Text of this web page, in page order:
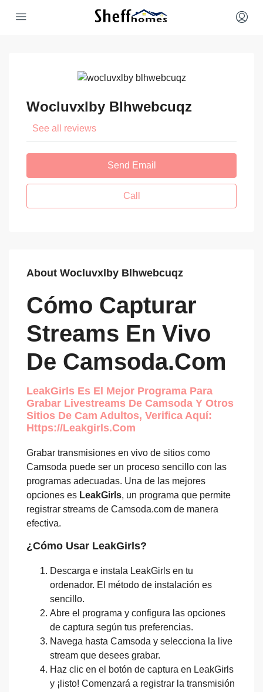
Wocluvxlby Blhwebcuqz
See all reviews
Send Email
Call
About Wocluvxlby Blhwebcuqz
Cómo Capturar
Streams En Vivo
De Camsoda.com
LeakGirls Es El Mejor Programa Para
Grabar Livestreams De Camsoda Y Otros
Sitios De Cam Adultos, Verifica Aquí:
Https://leakgirls.com
Grabar transmisiones en vivo de sitios como
Camsoda puede ser un proceso sencillo con las
programas adecuadas. Una de las mejores
opciones es LeakGirls, un programa que permite
registrar streams de Camsoda.com de manera
efectiva.
¿Cómo Usar LeakGirls?
Descarga e instala LeakGirls en tu
ordenador. El método de instalación es
sencillo.
Abre el programa y configura las opciones
de captura según tus preferencias.
Navega hasta Camsoda y selecciona la live
stream que desees grabar.
Haz clic en el botón de captura en LeakGirls
y ¡listo! Comenzará a registrar la transmisión